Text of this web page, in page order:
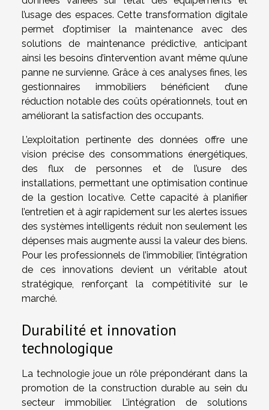
l’usage des espaces. Cette transformation digitale
permet d’optimiser la maintenance avec des
solutions de maintenance prédictive, anticipant
ainsi les besoins d’intervention avant même qu’une
panne ne survienne. Grâce à ces analyses fines, les
gestionnaires immobiliers bénéficient d’une
réduction notable des coûts opérationnels, tout en
améliorant la satisfaction des occupants.
L’exploitation pertinente des données offre une
vision précise des consommations énergétiques,
des flux de personnes et de l’usure des
installations, permettant une optimisation continue
de la gestion locative. Cette capacité à planifier
l’entretien et à agir rapidement sur les alertes issues
des systèmes intelligents réduit non seulement les
dépenses mais augmente aussi la valeur des biens.
Pour les professionnels de l’immobilier, l’intégration
de ces innovations devient un véritable atout
stratégique, renforçant la compétitivité sur le
marché.
Durabilité et innovation
technologique
La technologie joue un rôle prépondérant dans la
promotion de la construction durable au sein du
secteur immobilier. L’intégration de solutions